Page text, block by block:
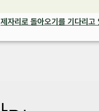
제자리로 돌아오기를 기다리고